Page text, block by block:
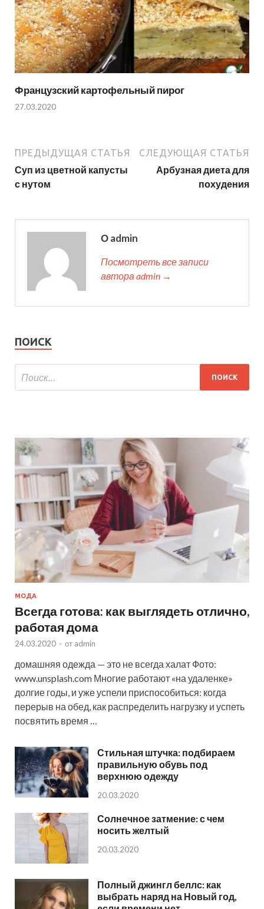
Французский картофельный пирог
27.03.2020
ПРЕДЫДУЩАЯ СТАТЬЯ
Суп из цветной капусты
с нутом
СЛЕДУЮЩАЯ СТАТЬЯ
Арбузная диета для
похудения
О admin
Посмотреть все записи
автора admin →
ПОИСК
МОДА
Всегда готова: как выглядеть отлично,
работая дома
24.03.2020 - от admin
домашняя одежда — это не всегда халат Фото:
www.unsplash.com Многие работают «на удаленке»
долгие годы, и уже успели приспособиться: когда
перерыв на обед, как распределить нагрузку и успеть
посвятить время …
Стильная штучка: подбираем
правильную обувь под
верхнюю одежду
20.03.2020
Солнечное затмение: с чем
носить желтый
20.03.2020
Полный джингл беллс: как
выбрать наряд на Новый год,